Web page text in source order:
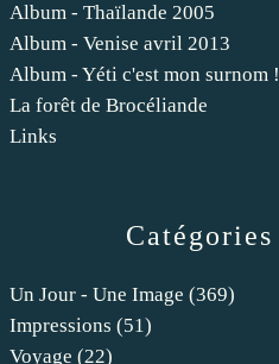
Catégories
Un Jour - Une Image (369)
Impressions (51)
Voyage (22)
Album - Thaïlande 2005
Album - Venise avril 2013
Album - Yéti c'est mon surnom !
La forêt de Brocéliande
Links